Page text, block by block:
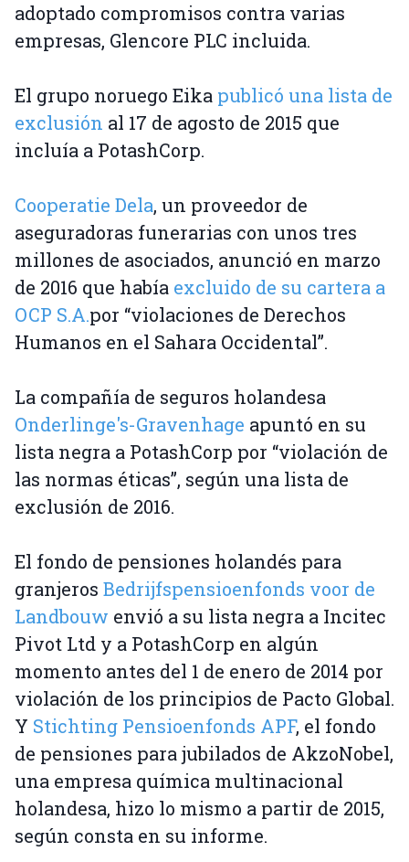
adoptado compromisos contra varias
empresas, Glencore PLC incluida.
El grupo noruego Eika publicó una lista de
exclusión al 17 de agosto de 2015 que
incluía a PotashCorp.
Cooperatie Dela, un proveedor de
aseguradoras funerarias con unos tres
millones de asociados, anunció en marzo
de 2016 que había excluido de su cartera a
OCP S.A.por “violaciones de Derechos
Humanos en el Sahara Occidental”.
La compañía de seguros holandesa
Onderlinge's-Gravenhage apuntó en su
lista negra a PotashCorp por “violación de
las normas éticas”, según una lista de
exclusión de 2016.
El fondo de pensiones holandés para
granjeros Bedrijfspensioenfonds voor de
Landbouw envió a su lista negra a Incitec
Pivot Ltd y a PotashCorp en algún
momento antes del 1 de enero de 2014 por
violación de los principios de Pacto Global.
Y Stichting Pensioenfonds APF, el fondo
de pensiones para jubilados de AkzoNobel,
una empresa química multinacional
holandesa, hizo lo mismo a partir de 2015,
según consta en su informe.